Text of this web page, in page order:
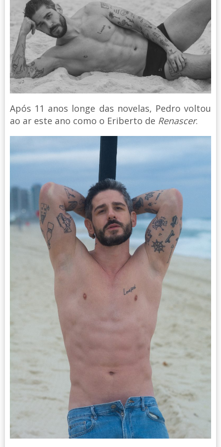
Após 11 anos longe das novelas, Pedro voltou
ao ar este ano como o Eriberto de Renascer.